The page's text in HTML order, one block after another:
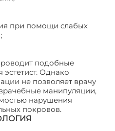
при помощи слабых
подобные
Однако
не позволяет врачу
манипуляции,
нарушения
покровов.